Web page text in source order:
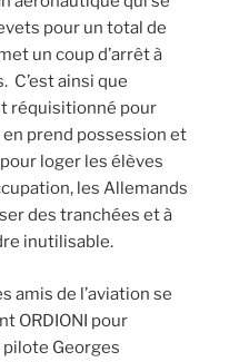
pour un total de
un coup d’arrêt à
C’est ainsi que
réquisitionné pour
en prend possession et
loger les élèves
les Allemands
des tranchées et à
inutilisable.
amis de l’aviation se
ORDIONI pour
pilote Georges